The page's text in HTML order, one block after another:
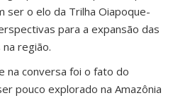
ser o elo da Trilha Oiapoque-
para a expansão das
região.
na conversa foi o fato do
pouco explorado na Amazônia